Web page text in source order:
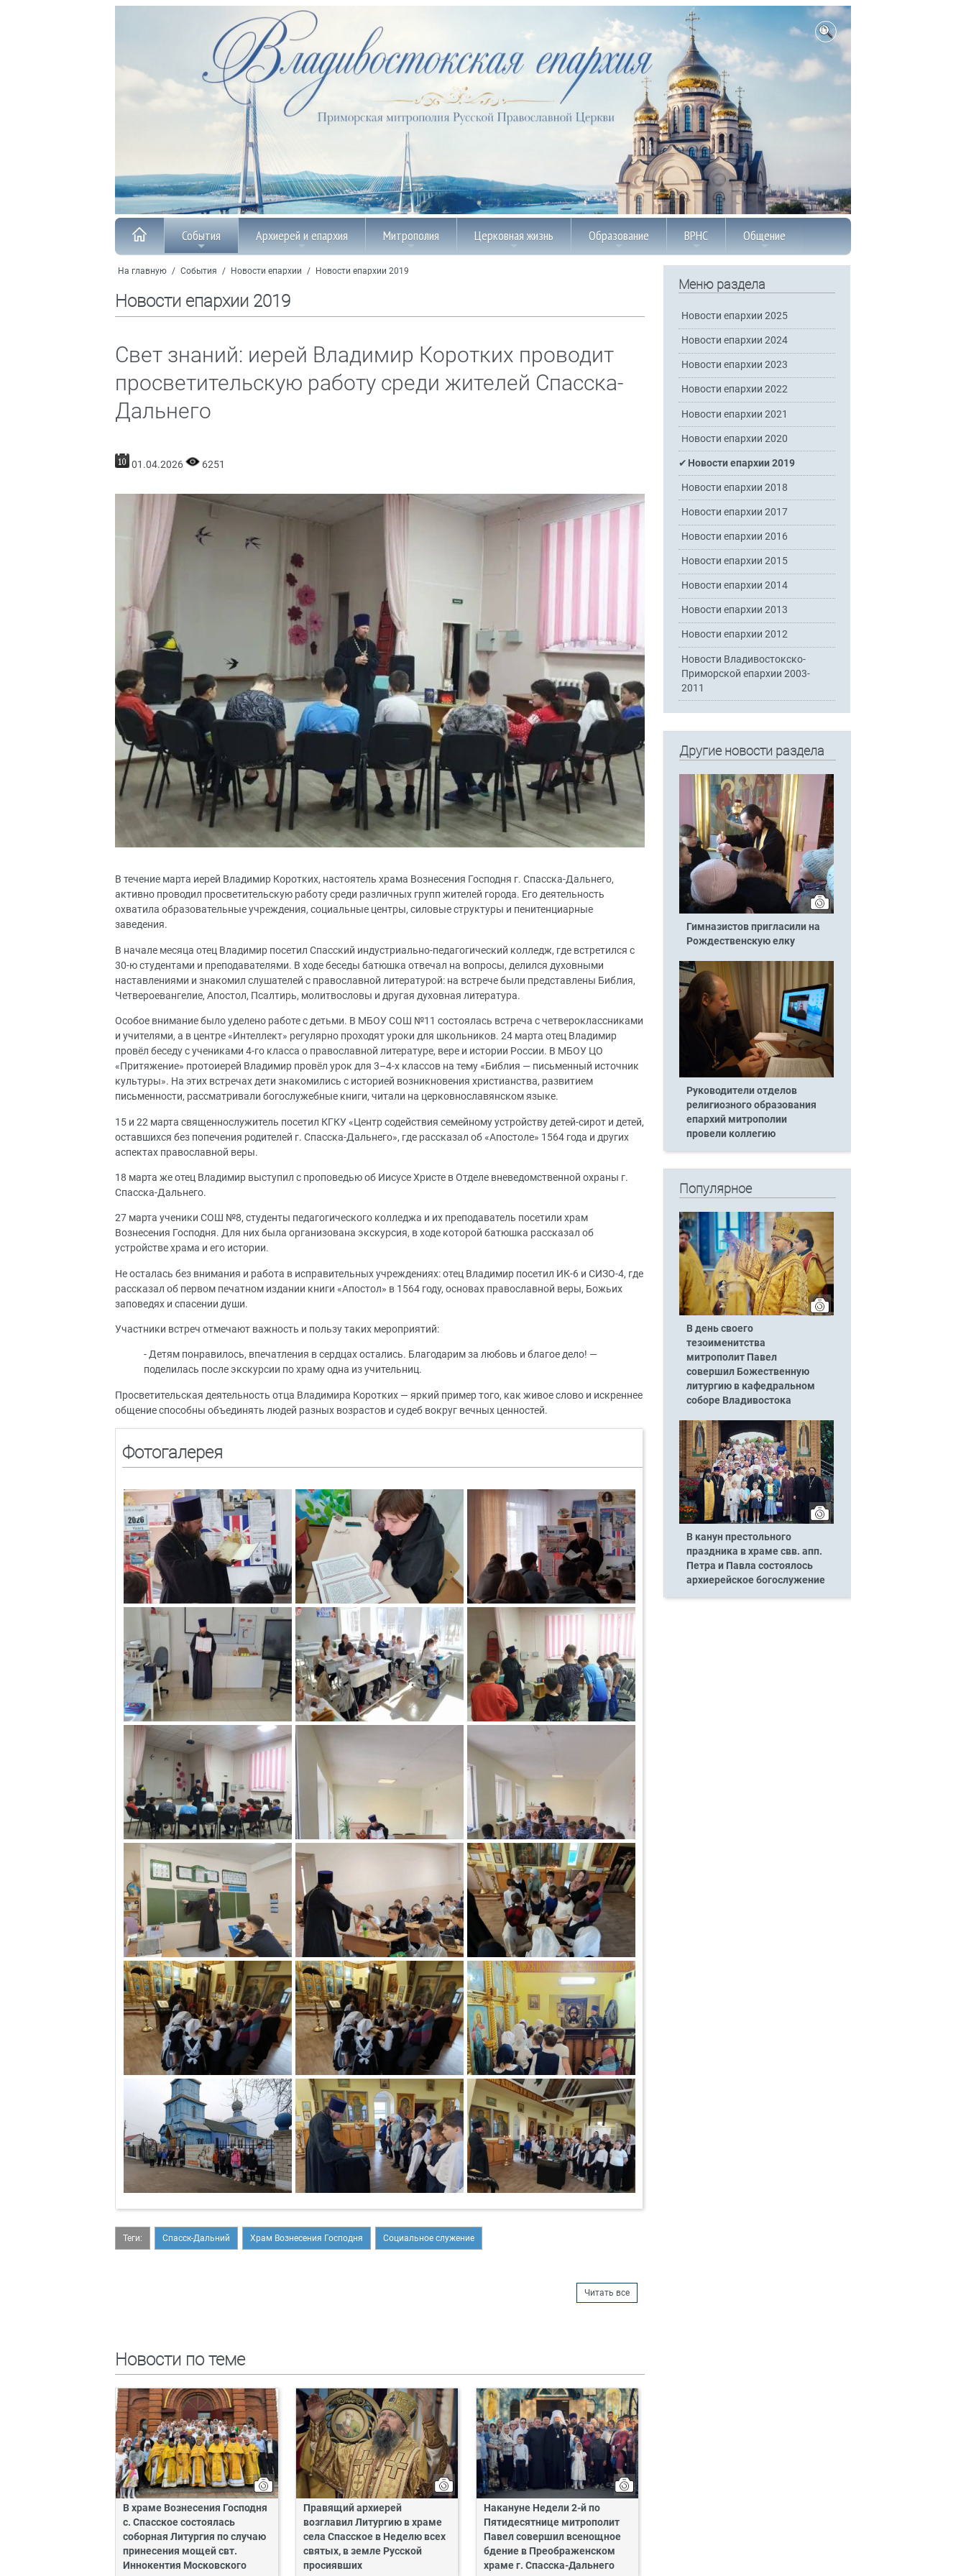
События Архиерей и епархия Митрополия Церковная жизнь Образование ВРНС Общение
На главную / События / Новости епархии / Новости епархии 2019
Новости епархии 2019
Свет знаний: иерей Владимир Коротких проводит
просветительскую работу среди жителей Спасска-
Дальнего
01.04.2026 6251
В течение марта иерей Владимир Коротких, настоятель храма Вознесения Господня г. Спасска-Дальнего,
активно проводил просветительскую работу среди различных групп жителей города. Его деятельность
охватила образовательные учреждения, социальные центры, силовые структуры и пенитенциарные
заведения.
В начале месяца отец Владимир посетил Спасский индустриально-педагогический колледж, где встретился с
30-ю студентами и преподавателями. В ходе беседы батюшка отвечал на вопросы, делился духовными
наставлениями и знакомил слушателей с православной литературой: на встрече были представлены Библия,
Четвероевангелие, Апостол, Псалтирь, молитвословы и другая духовная литература.
Особое внимание было уделено работе с детьми. В МБОУ СОШ №11 состоялась встреча с четвероклассниками
и учителями, а в центре «Интеллект» регулярно проходят уроки для школьников. 24 марта отец Владимир
провёл беседу с учениками 4-го класса о православной литературе, вере и истории России. В МБОУ ЦО
«Притяжение» протоиерей Владимир провёл урок для 3–4-х классов на тему «Библия — письменный источник
культуры». На этих встречах дети знакомились с историей возникновения христианства, развитием
письменности, рассматривали богослужебные книги, читали на церковнославянском языке.
15 и 22 марта священнослужитель посетил КГКУ «Центр содействия семейному устройству детей-сирот и детей,
оставшихся без попечения родителей г. Спасска-Дальнего», где рассказал об «Апостоле» 1564 года и других
аспектах православной веры.
18 марта же отец Владимир выступил с проповедью об Иисусе Христе в Отделе вневедомственной охраны г.
Спасска-Дальнего.
27 марта ученики СОШ №8, студенты педагогического колледжа и их преподаватель посетили храм
Вознесения Господня. Для них была организована экскурсия, в ходе которой батюшка рассказал об
устройстве храма и его истории.
Не осталась без внимания и работа в исправительных учреждениях: отец Владимир посетил ИК-6 и СИЗО-4, где
рассказал об первом печатном издании книги «Апостол» в 1564 году, основах православной веры, Божьих
заповедях и спасении души.
Участники встреч отмечают важность и пользу таких мероприятий:
- Детям понравилось, впечатления в сердцах остались. Благодарим за любовь и благое дело! —
поделилась после экскурсии по храму одна из учительниц.
Просветительская деятельность отца Владимира Коротких — яркий пример того, как живое слово и искреннее
общение способны объединять людей разных возрастов и судеб вокруг вечных ценностей.
Фотогалерея
Теги: Спасск-Дальний Храм Вознесения Господня Социальное служение
Читать все
Новости по теме
В храме Вознесения Господня
с. Спасское состоялась
соборная Литургия по случаю
принесения мощей свт.
Иннокентия Московского
Правящий архиерей
возглавил Литургию в храме
села Спасское в Неделю всех
святых, в земле Русской
просиявших
Накануне Недели 2-й по
Пятидесятнице митрополит
Павел совершил всенощное
бдение в Преображенском
храме г. Спасска-Дальнего
Меню раздела
Новости епархии 2025
Новости епархии 2024
Новости епархии 2023
Новости епархии 2022
Новости епархии 2021
Новости епархии 2020
Новости епархии 2019
Новости епархии 2018
Новости епархии 2017
Новости епархии 2016
Новости епархии 2015
Новости епархии 2014
Новости епархии 2013
Новости епархии 2012
Новости Владивостокско-
Приморской епархии 2003-
2011
Другие новости раздела
Гимназистов пригласили на
Рождественскую елку
Руководители отделов
религиозного образования
епархий митрополии
провели коллегию
Популярное
В день своего
тезоименитства
митрополит Павел
совершил Божественную
литургию в кафедральном
соборе Владивостока
В канун престольного
праздника в храме свв. апп.
Петра и Павла состоялось
архиерейское богослужение